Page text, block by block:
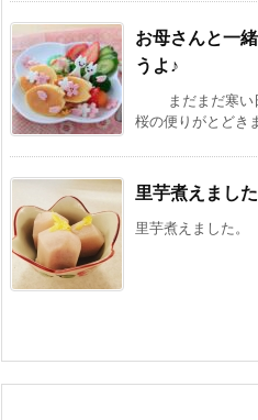
お母さんと一
うよ♪
まだまだ寒い日
桜の便りがとどき
里芋煮えまし
里芋煮えました。